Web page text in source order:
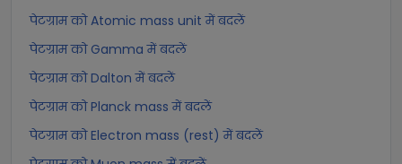
पेटग्राम को Atomic mass unit में बदलें
पेटग्राम को Gamma में बदलें
पेटग्राम को Dalton में बदलें
पेटग्राम को Planck mass में बदलें
पेटग्राम को Electron mass (rest) में बदलें